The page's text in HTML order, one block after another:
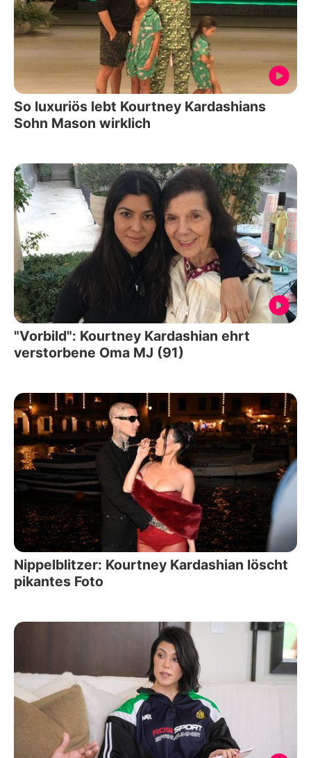
So luxuriös lebt Kourtney Kardashians
Sohn Mason wirklich
"Vorbild": Kourtney Kardashian ehrt
verstorbene Oma MJ (91)
Nippelblitzer: Kourtney Kardashian löscht
pikantes Foto